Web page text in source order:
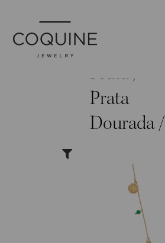
Prata /
Prata
Dourada /